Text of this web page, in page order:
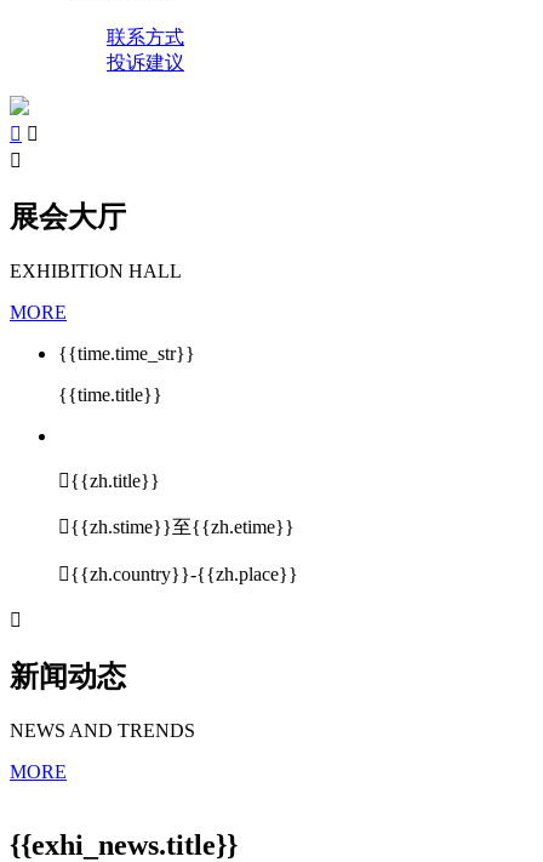
联系方式
投诉建议
 

展会大厅
EXHIBITION HALL
MORE
{{time.time_str}}
{{time.title}}
{{zh.title}}
{{zh.stime}}至{{zh.etime}}
{{zh.country}}-{{zh.place}}

新闻动态
NEWS AND TRENDS
MORE
{{exhi_news.title}}